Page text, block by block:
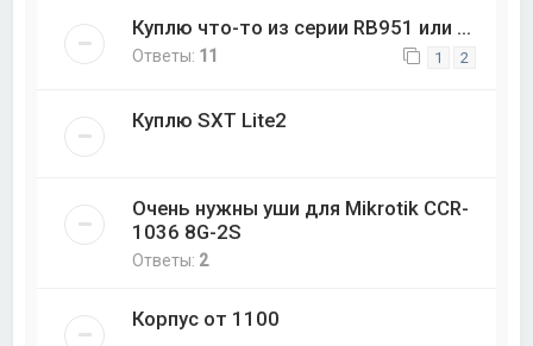
Куплю что-то из серии RB951 или ...
Ответы: 11 1 2
Куплю SXT Lite2
Очень нужны уши для Mikrotik CCR-
1036 8G-2S
Ответы: 2
Корпус от 1100